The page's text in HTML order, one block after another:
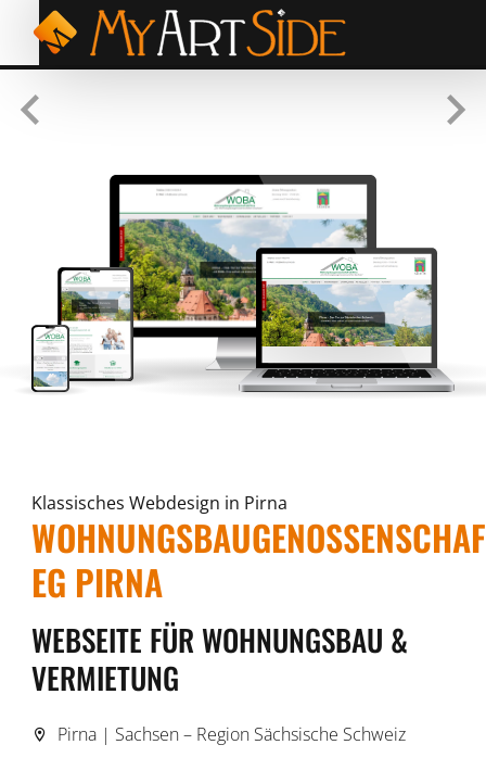
Klassisches Webdesign in Pirna
EG PIRNA
WEBSEITE FÜR WOHNUNGSBAU &
VERMIETUNG
Pirna | Sachsen – Region Sächsische Schweiz